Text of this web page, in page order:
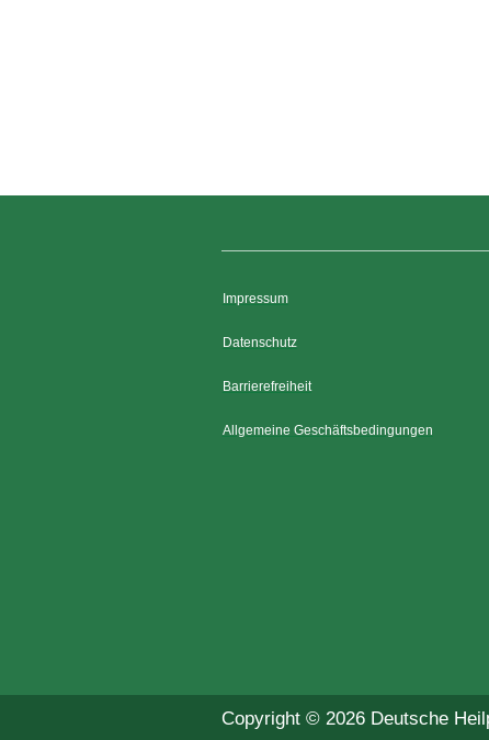
Impressum
Datenschutz
Barrierefreiheit
Allgemeine Geschäftsbedingungen
Copyright © 2026 Deutsche